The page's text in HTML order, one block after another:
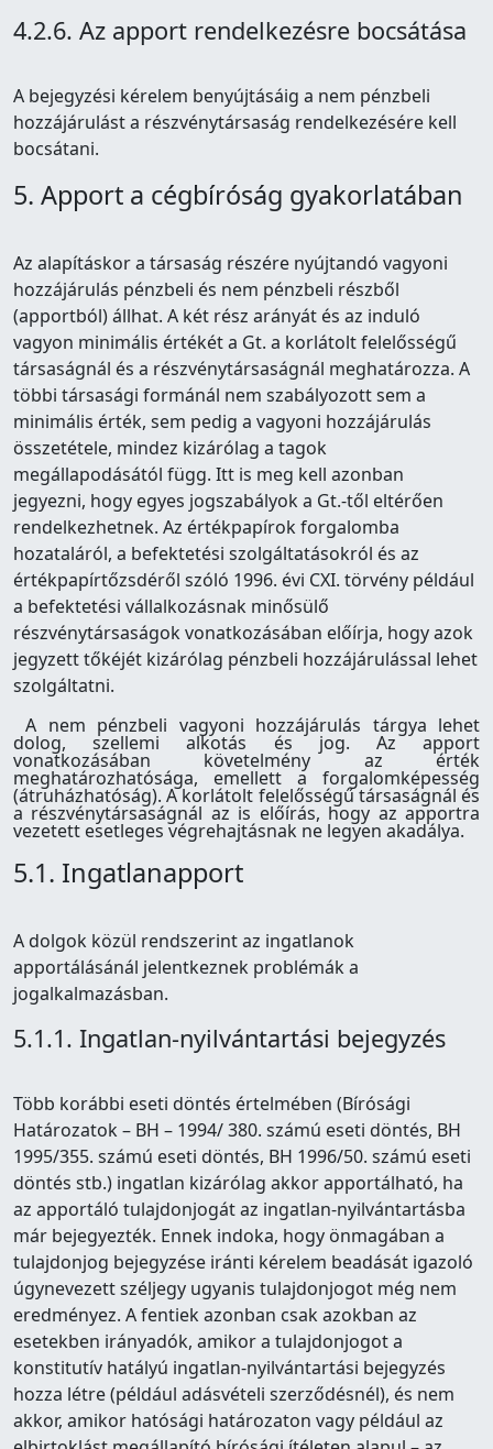
4.2.6. Az apport rendelkezésre bocsátása
A bejegyzési kérelem benyújtásáig a nem pénzbeli
hozzájárulást a részvénytársaság rendelkezésére kell
bocsátani.
5. Apport a cégbíróság gyakorlatában
Az alapításkor a társaság részére nyújtandó vagyoni
hozzájárulás pénzbeli és nem pénzbeli részből
(apportból) állhat. A két rész arányát és az induló
vagyon minimális értékét a Gt. a korlátolt felelősségű
társaságnál és a részvénytársaságnál meghatározza. A
többi társasági formánál nem szabályozott sem a
minimális érték, sem pedig a vagyoni hozzájárulás
összetétele, mindez kizárólag a tagok
megállapodásától függ. Itt is meg kell azonban
jegyezni, hogy egyes jogszabályok a Gt.-től eltérően
rendelkezhetnek. Az értékpapírok forgalomba
hozataláról, a befektetési szolgáltatásokról és az
értékpapírtőzsdéről szóló 1996. évi CXI. törvény például
a befektetési vállalkozásnak minősülő
részvénytársaságok vonatkozásában előírja, hogy azok
jegyzett tőkéjét kizárólag pénzbeli hozzájárulással lehet
szolgáltatni.
A nem pénzbeli vagyoni hozzájárulás tárgya lehet
dolog, szellemi alkotás és jog. Az apport
vonatkozásában követelmény az érték
meghatározhatósága, emellett a forgalomképesség
(átruházhatóság). A korlátolt felelősségű társaságnál és
a részvénytársaságnál az is előírás, hogy az apportra
vezetett esetleges végrehajtásnak ne legyen akadálya.
5.1. Ingatlanapport
A dolgok közül rendszerint az ingatlanok
apportálásánál jelentkeznek problémák a
jogalkalmazásban.
5.1.1. Ingatlan-nyilvántartási bejegyzés
Több korábbi eseti döntés értelmében (Bírósági
Határozatok – BH – 1994/ 380. számú eseti döntés, BH
1995/355. számú eseti döntés, BH 1996/50. számú eseti
döntés stb.) ingatlan kizárólag akkor apportálható, ha
az apportáló tulajdonjogát az ingatlan-nyilvántartásba
már bejegyezték. Ennek indoka, hogy önmagában a
tulajdonjog bejegyzése iránti kérelem beadását igazoló
úgynevezett széljegy ugyanis tulajdonjogot még nem
eredményez. A fentiek azonban csak azokban az
esetekben irányadók, amikor a tulajdonjogot a
konstitutív hatályú ingatlan-nyilvántartási bejegyzés
hozza létre (például adásvételi szerződésnél), és nem
akkor, amikor hatósági határozaton vagy például az